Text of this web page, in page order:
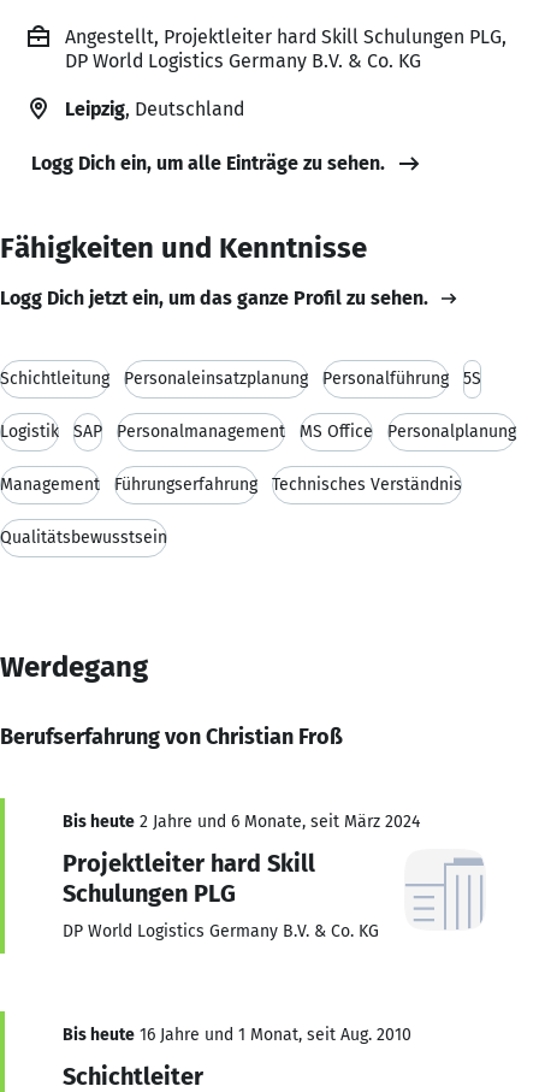
Angestellt, Projektleiter hard Skill Schulungen PLG,
DP World Logistics Germany B.V. & Co. KG
Leipzig, Deutschland
Logg Dich ein, um alle Einträge zu sehen.
Fähigkeiten und Kenntnisse
Logg Dich jetzt ein, um das ganze Profil zu sehen.
Schichtleitung Personaleinsatzplanung Personalführung 5S
Logistik SAP Personalmanagement MS Office Personalplanung
Management Führungserfahrung Technisches Verständnis
Qualitätsbewusstsein
Werdegang
Berufserfahrung von Christian Froß
Bis heute 2 Jahre und 6 Monate, seit März 2024
Projektleiter hard Skill
Schulungen PLG
DP World Logistics Germany B.V. & Co. KG
Bis heute 16 Jahre und 1 Monat, seit Aug. 2010
Schichtleiter